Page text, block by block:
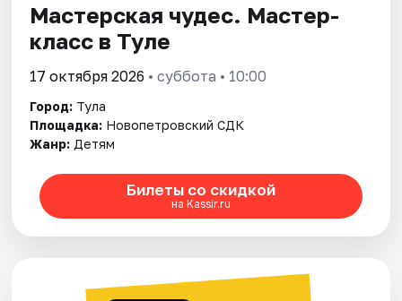
Мастерская чудес. Мастер-
класс в Туле
17 октября 2026 • суббота • 10:00
Город: Тула
Площадка: Новопетровский СДК
Жанр: Детям
Билеты со скидкой
на Kassir.ru